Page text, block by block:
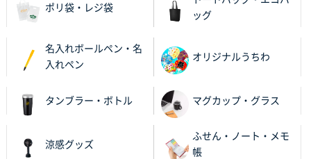
ラミネート紙袋 規格L4サイズ(B4対応) 1000枚
2025年12月04日 17:34
2025年12月02日 23:00
ポリ袋・レジ袋
ッグ
名入れボールペン・名
入れペン
オリジナルうちわ
タンブラー・ボトル マグカップ・グラス
涼感グッズ
ふせん・ノート・メモ
帳